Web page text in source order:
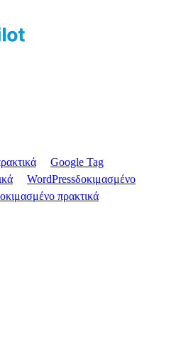
Google Tag
WordPressδοκιμασμένο
πρακτικά